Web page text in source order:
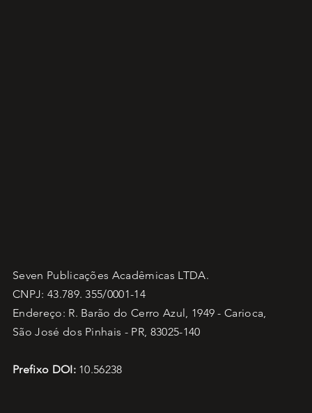
Seven Publicações Acadêmicas LTDA.
CNPJ: 43.789. 355/0001-14
Endereço: R. Barão do Cerro Azul, 1949 - Carioca,
São José dos Pinhais - PR, 83025-140
Prefixo DOI:10.56238